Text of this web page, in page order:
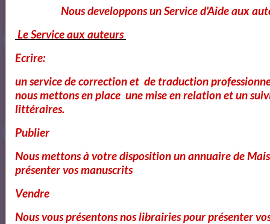
Voici ce que vous pouvez lire dans notre
Magazine
Cours Ateliers Formations
Cours et Formation Paris
Nous developpons un Service d'Aide aux
Le Service aux auteurs
Ecrire:
un service de correction et de traduction
nous mettons en place une mise en relation et un
littéraires.
Publier
Nous mettons à votre disposition un annuaire de
présenter vos manuscrits
Vendre
Nous vous présentons nos librairies pour présenter